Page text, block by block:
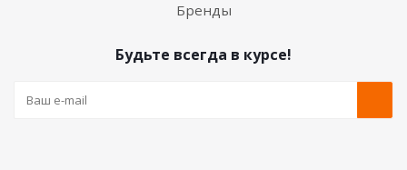
Бренды
Будьте всегда в курсе!